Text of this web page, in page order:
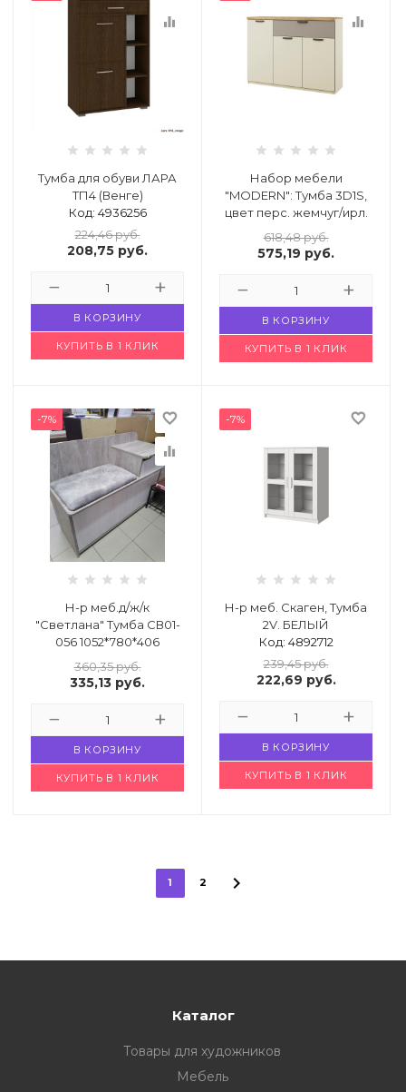
equalizer
Тумба для обуви ЛАРА
ТП4 (Венге)
Код: 4936256
224,46руб.
208,75 руб.
В КОРЗИНУ
КУПИТЬ В 1 КЛИК
equalizer
Набор мебели
"MODERN": Тумба 3D1S,
цвет перс. жемчуг/ирл.
ликер (арт. 705275)
Код: 4933897
618,48руб.
575,19 руб.
В КОРЗИНУ
КУПИТЬ В 1 КЛИК
-7%
favorite_border
equalizer
Н-р меб.д/ж/к
"Светлана" Тумба СВ01-
056 1052*780*406
Код: 4910666
360,35руб.
335,13 руб.
В КОРЗИНУ
КУПИТЬ В 1 КЛИК
-7% favorite_border
Н-р меб. Скаген, Тумба
2V. БЕЛЫЙ
Код: 4892712
239,45руб.
222,69 руб.
В КОРЗИНУ
КУПИТЬ В 1 КЛИК
1 2
Каталог
Товары для художников
Мебель